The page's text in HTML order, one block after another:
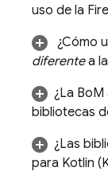
uso de la
¿Cómo
diferentea
¿La BoM
bibliotecas
¿Las
para Kotlin